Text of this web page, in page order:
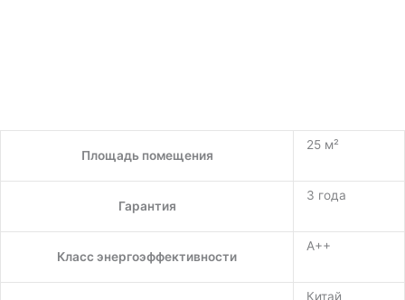
Площадь помещения
25 м²
Гарантия
3 года
Класс энергоэффективности
A++
Китай